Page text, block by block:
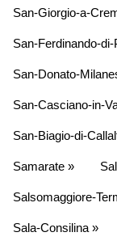
San-Giorgio-a-
San-Ferdinando-di-
San-Donato-
San-Casciano-in-
San-Biagio-di-
Samarate »
Salsomaggiore-
Sala-Consilina »